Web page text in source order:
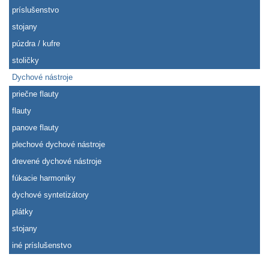
príslušenstvo
stojany
púzdra / kufre
stoličky
Dychové nástroje
priečne flauty
flauty
panove flauty
plechové dychové nástroje
drevené dychové nástroje
fúkacie harmoniky
dychové syntetizátory
plátky
stojany
iné príslušenstvo